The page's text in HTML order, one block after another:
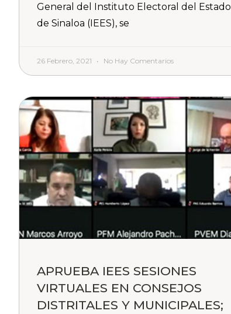
General del Instituto Electoral del Estado
de Sinaloa (IEES), se
26 Febrero, 2021 No Hay Comentarios
APRUEBA IEES SESIONES
VIRTUALES EN CONSEJOS
DISTRITALES Y MUNICIPALES;